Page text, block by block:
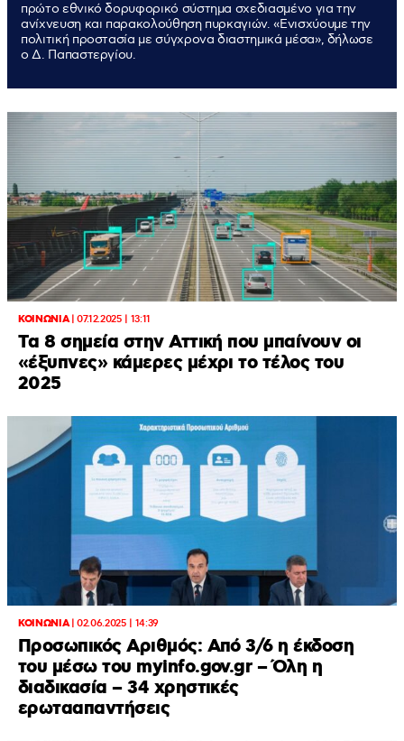
πρώτο εθνικό δορυφορικό σύστημα σχεδιασμένο για την
ανίχνευση και παρακολούθηση πυρκαγιών. «Ενισχύουμε την
πολιτική προστασία με σύγχρονα διαστημικά μέσα», δήλωσε
ο Δ. Παπαστεργίου.
ΚΟΙΝΩΝΙΑ|07.12.2025 | 13:11
Tα 8 σημεία στην Αττική που μπαίνουν οι
«έξυπνες» κάμερες μέχρι το τέλος του
2025
ΚΟΙΝΩΝΙΑ|02.06.2025 | 14:39
Προσωπικός Αριθμός: Από 3/6 η έκδοση
του μέσω του myinfo.gov.gr – Όλη η
διαδικασία – 34 χρηστικές
ερωτααπαντήσεις